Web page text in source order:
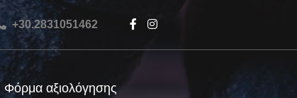
+30.2831051462
Φόρμα αξιολόγησης